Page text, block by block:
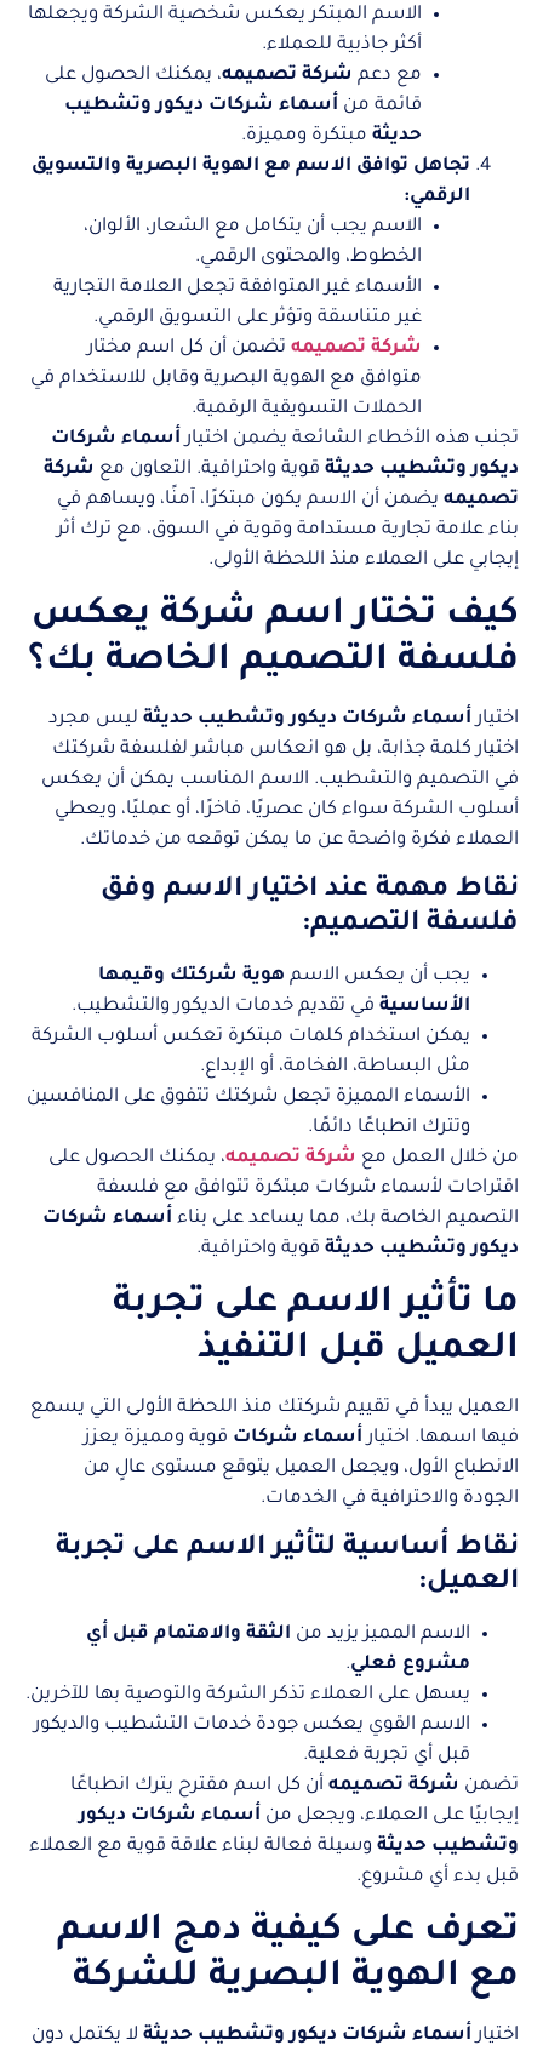
الاسم المبتكر يعكس شخصية الشركة ويجعلها
أكثر جاذبية للعملاء.
مع دعم شركة تصميمه، يمكنك الحصول على
قائمة من أسماء شركات ديكور وتشطيب
حديثة مبتكرة ومميزة.
تجاهل توافق الاسم مع الهوية البصرية والتسويق
الرقمي:
الاسم يجب أن يتكامل مع الشعار، الألوان،
الخطوط، والمحتوى الرقمي.
الأسماء غير المتوافقة تجعل العلامة التجارية
غير متناسقة وتؤثر على التسويق الرقمي.
شركة تصميمه تضمن أن كل اسم مختار
متوافق مع الهوية البصرية وقابل للاستخدام في
الحملات التسويقية الرقمية.
تجنب هذه الأخطاء الشائعة يضمن اختيار أسماء شركات
ديكور وتشطيب حديثة قوية واحترافية. التعاون مع شركة
تصميمه يضمن أن الاسم يكون مبتكرًا، آمنًا، ويساهم في
بناء علامة تجارية مستدامة وقوية في السوق، مع ترك أثر
إيجابي على العملاء منذ اللحظة الأولى.
كيف تختار اسم شركة يعكس
فلسفة التصميم الخاصة بك؟
اختيارأسماء شركات ديكور وتشطيب حديثة ليس مجرد
اختيار كلمة جذابة، بل هو انعكاس مباشر لفلسفة شركتك
في التصميم والتشطيب. الاسم المناسب يمكن أن يعكس
أسلوب الشركة سواء كان عصريًا، فاخرًا، أو عمليًا، ويعطي
العملاء فكرة واضحة عن ما يمكن توقعه من خدماتك.
نقاط مهمة عند اختيار الاسم وفق
فلسفة التصميم:
يجب أن يعكس الاسم هوية شركتك وقيمها
الأساسية في تقديم خدمات الديكور والتشطيب.
يمكن استخدام كلمات مبتكرة تعكس أسلوب الشركة
مثل البساطة، الفخامة، أو الإبداع.
الأسماء المميزة تجعل شركتك تتفوق على المنافسين
وتترك انطباعًا دائمًا.
من خلال العمل مع شركة تصميمه، يمكنك الحصول على
اقتراحات لأسماء شركات مبتكرة تتوافق مع فلسفة
التصميم الخاصة بك، مما يساعد على بناء أسماء شركات
ديكور وتشطيب حديثة قوية واحترافية.
ما تأثير الاسم على تجربة
العميل قبل التنفيذ
العميل يبدأ في تقييم شركتك منذ اللحظة الأولى التي يسمع
فيها اسمها. اختيار أسماء شركات قوية ومميزة يعزز
الانطباع الأول، ويجعل العميل يتوقع مستوى عالٍ من
الجودة والاحترافية في الخدمات.
نقاط أساسية لتأثير الاسم على تجربة
العميل:
الاسم المميز يزيد من الثقة والاهتمام قبل أي
مشروع فعلي.
يسهل على العملاء تذكر الشركة والتوصية بها للآخرين.
الاسم القوي يعكس جودة خدمات التشطيب والديكور
قبل أي تجربة فعلية.
تضمن شركة تصميمه أن كل اسم مقترح يترك انطباعًا
إيجابيًا على العملاء، ويجعل من أسماء شركات ديكور
وتشطيب حديثة وسيلة فعالة لبناء علاقة قوية مع العملاء
قبل بدء أي مشروع.
تعرف على كيفية دمج الاسم
مع الهوية البصرية للشركة
اختيار أسماء شركات ديكور وتشطيب حديثة لا يكتمل دون